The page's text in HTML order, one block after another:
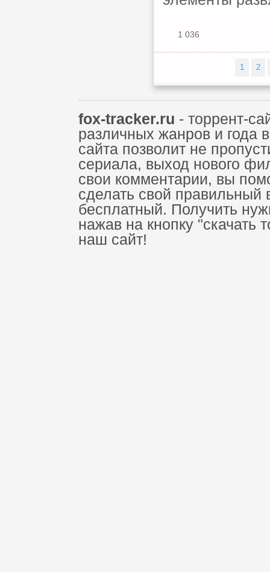
1 036
1 2
fox-tracker.ru - торрент-
различных жанров и года
сайта позволит не
сериала, выход нового
свои комментарии, вы
сделать свой
бесплатный. Получить
нажав на кнопку "скачать
наш сайт!